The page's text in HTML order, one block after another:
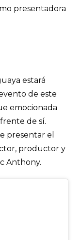
presentadora
estará
de este
emocionada
de sí.
presentar el
productor y
Anthony.